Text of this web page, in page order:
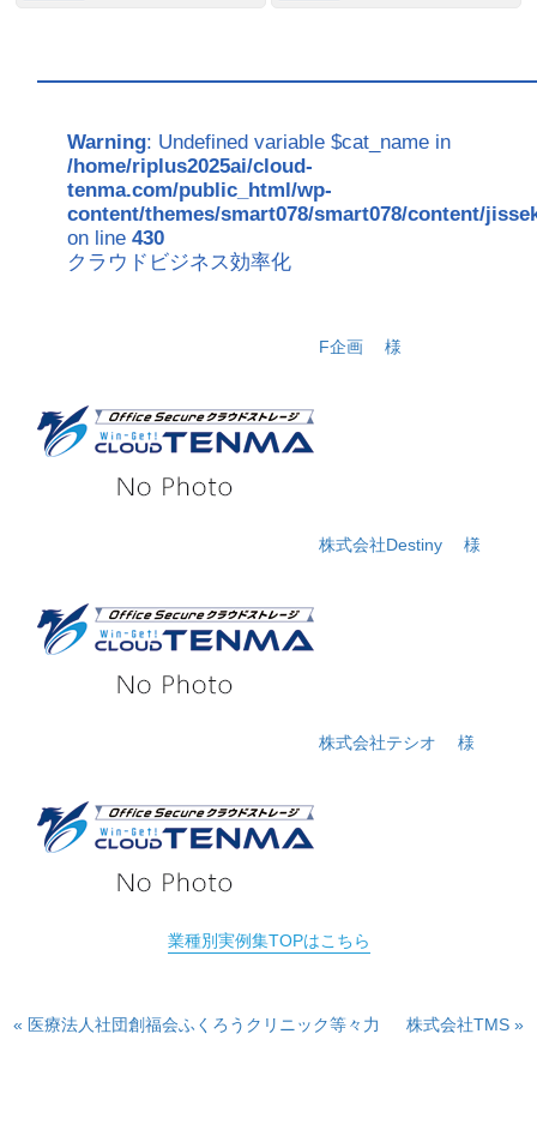
Warning: Undefined variable $cat_name in
/home/riplus2025ai/cloud-
tenma.com/public_html/wp-
content/themes/smart078/smart078/content/
on line430
クラウドビジネス効率化
F企画 様
株式会社Destiny 様
株式会社テシオ 様
業種別実例集TOPはこちら
« 医療法人社団創福会ふくろうクリニック等々力 株式会社TMS »